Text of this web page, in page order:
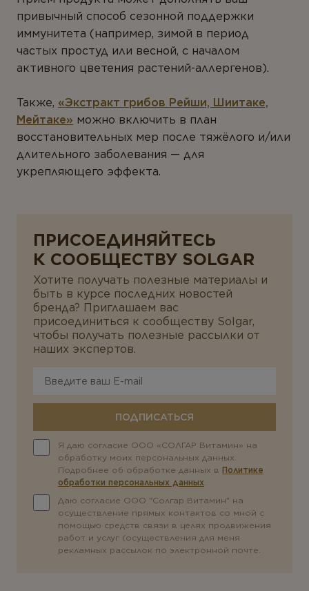
привычный способ сезонной поддержки
иммунитета (например, зимой в период
частых простуд или весной, с началом
активного цветения растений-аллергенов).
Также, «Экстракт грибов Рейши, Шиитаке,
Мейтаке» можно включить в план
восстановительных мер после тяжёлого и/или
длительного заболевания — для
укрепляющего эффекта.
ПРИСОЕДИНЯЙТЕСЬ
К СООБЩЕСТВУ SOLGAR
Хотите получать полезные материалы и
быть в курсе последних новостей
бренда? Приглашаем вас
присоединиться к сообществу Solgar,
чтобы получать полезные рассылки от
наших экспертов.
ПОДПИСАТЬСЯ
Я даю согласие ООО «СОЛГАР Витамин» на
обработку моих персональных данных.
Подробнее об обработке данных в Политике
обработки персональных данных.
Даю согласие ООО "Солгар Витамин" на
осуществление прямых контактов со мной с
помощью средств связи в целях продвижения
работ и услуг (осуществления для меня
рекламных рассылок по электронной почте.